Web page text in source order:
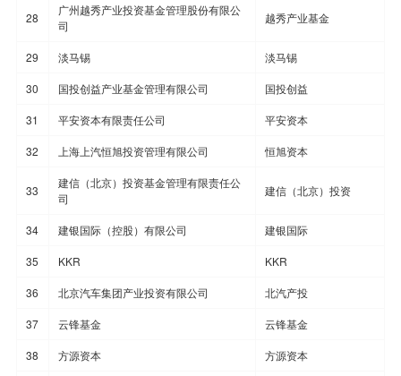
28
广州越秀产业投资基金管理股份有限公
司
越秀产业基金
29 淡马锡 淡马锡
30 国投创益产业基金管理有限公司 国投创益
31 平安资本有限责任公司 平安资本
32 上海上汽恒旭投资管理有限公司 恒旭资本
33
建信（北京）投资基金管理有限责任公
司
建信（北京）投资
34 建银国际（控股）有限公司 建银国际
35 KKR KKR
36 北京汽车集团产业投资有限公司 北汽产投
37 云锋基金 云锋基金
38 方源资本 方源资本